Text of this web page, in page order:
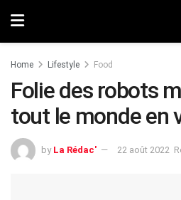
Home Lifestyle Food
Folie des robots
tout le monde en
by La Rédac' 22 août 2022